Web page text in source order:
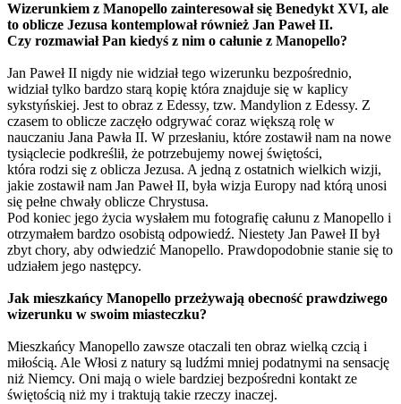
Wizerunkiem z Manopello zainteresował się Benedykt XVI, ale
to oblicze Jezusa kontemplował również Jan Paweł II.
Czy rozmawiał Pan kiedyś z nim o całunie z Manopello?
Jan Paweł II nigdy nie widział tego wizerunku bezpośrednio,
widział tylko bardzo starą kopię która znajduje się w kaplicy
sykstyńskiej. Jest to obraz z Edessy, tzw. Mandylion z Edessy. Z
czasem to oblicze zaczęło odgrywać coraz większą rolę w
nauczaniu Jana Pawła II. W przesłaniu, które zostawił nam na nowe
tysiąclecie podkreślił, że potrzebujemy nowej świętości,
która rodzi się z oblicza Jezusa. A jedną z ostatnich wielkich wizji,
jakie zostawił nam Jan Paweł II, była wizja Europy nad którą unosi
się pełne chwały oblicze Chrystusa.
Pod koniec jego życia wysłałem mu fotografię całunu z Manopello i
otrzymałem bardzo osobistą odpowiedź. Niestety Jan Paweł II był
zbyt chory, aby odwiedzić Manopello. Prawdopodobnie stanie się to
udziałem jego następcy.
Jak mieszkańcy Manopello przeżywają obecność prawdziwego
wizerunku w swoim miasteczku?
Mieszkańcy Manopello zawsze otaczali ten obraz wielką czcią i
miłością. Ale Włosi z natury są ludźmi mniej podatnymi na sensację
niż Niemcy. Oni mają o wiele bardziej bezpośredni kontakt ze
świętością niż my i traktują takie rzeczy inaczej.